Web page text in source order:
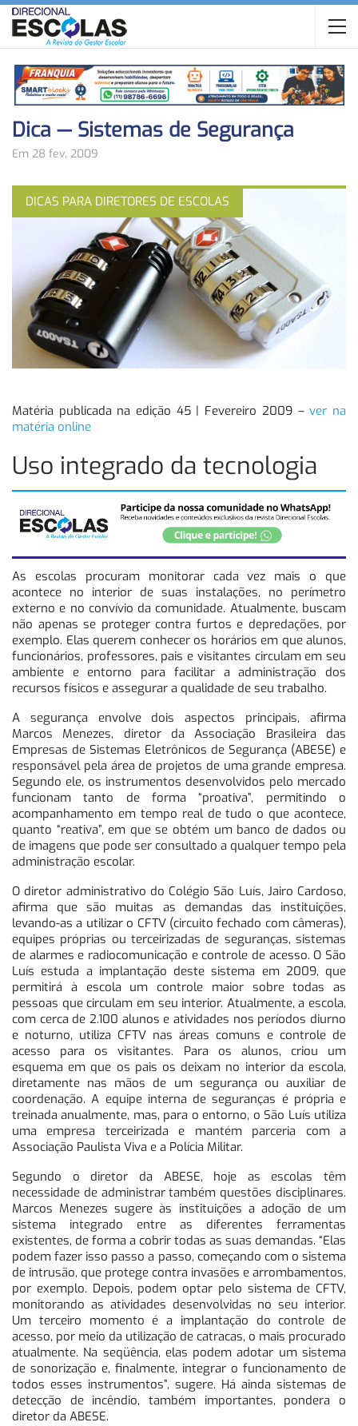
Dica — Sistemas de Segurança
Em 28 fev, 2009
DICAS PARA DIRETORES DE ESCOLAS
Matéria publicada na edição 45 | Fevereiro 2009 –ver na
matéria online
Uso integrado da tecnologia
As escolas procuram monitorar cada vez mais o que
acontece no interior de suas instalações, no perímetro
externo e no convívio da comunidade. Atualmente, buscam
não apenas se proteger contra furtos e depredações, por
exemplo. Elas querem conhecer os horários em que alunos,
funcionários, professores, pais e visitantes circulam em seu
ambiente e entorno para facilitar a administração dos
recursos físicos e assegurar a qualidade de seu trabalho.
A segurança envolve dois aspectos principais, afirma
Marcos Menezes, diretor da Associação Brasileira das
Empresas de Sistemas Eletrônicos de Segurança (ABESE) e
responsável pela área de projetos de uma grande empresa.
Segundo ele, os instrumentos desenvolvidos pelo mercado
funcionam tanto de forma “proativa”, permitindo o
acompanhamento em tempo real de tudo o que acontece,
quanto “reativa”, em que se obtém um banco de dados ou
de imagens que pode ser consultado a qualquer tempo pela
administração escolar.
O diretor administrativo do Colégio São Luís, Jairo Cardoso,
afirma que são muitas as demandas das instituições,
levando-as a utilizar o CFTV (circuito fechado com câmeras),
equipes próprias ou terceirizadas de seguranças, sistemas
de alarmes e radiocomunicação e controle de acesso. O São
Luís estuda a implantação deste sistema em 2009, que
permitirá à escola um controle maior sobre todas as
pessoas que circulam em seu interior. Atualmente, a escola,
com cerca de 2.100 alunos e atividades nos períodos diurno
e noturno, utiliza CFTV nas áreas comuns e controle de
acesso para os visitantes. Para os alunos, criou um
esquema em que os pais os deixam no interior da escola,
diretamente nas mãos de um segurança ou auxiliar de
coordenação. A equipe interna de seguranças é própria e
treinada anualmente, mas, para o entorno, o São Luís utiliza
uma empresa terceirizada e mantém parceria com a
Associação Paulista Viva e a Polícia Militar.
Segundo o diretor da ABESE, hoje as escolas têm
necessidade de administrar também questões disciplinares.
Marcos Menezes sugere às instituições a adoção de um
sistema integrado entre as diferentes ferramentas
existentes, de forma a cobrir todas as suas demandas. “Elas
podem fazer isso passo a passo, começando com o sistema
de intrusão, que protege contra invasões e arrombamentos,
por exemplo. Depois, podem optar pelo sistema de CFTV,
monitorando as atividades desenvolvidas no seu interior.
Um terceiro momento é a implantação do controle de
acesso, por meio da utilização de catracas, o mais procurado
atualmente. Na seqüência, elas podem adotar um sistema
de sonorização e, finalmente, integrar o funcionamento de
todos esses instrumentos”, sugere. Há ainda sistemas de
detecção de incêndio, também importantes, pondera o
diretor da ABESE.